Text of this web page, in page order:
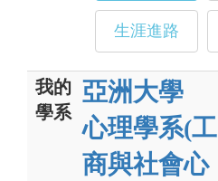
生涯進路
我的
學系
亞洲大學
心理學系(工
商與社會心